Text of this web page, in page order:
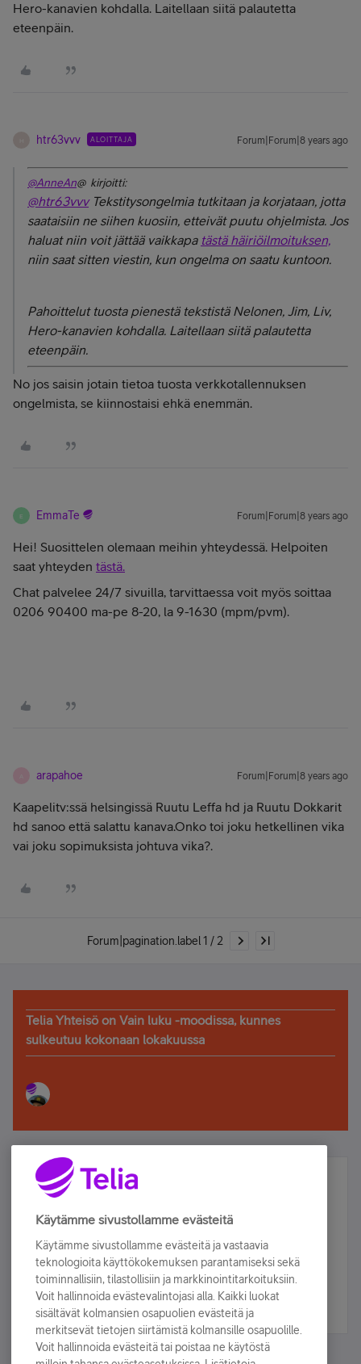
Hero-kanavien kohdalla. Laitellaan siitä palautetta
eteenpäin.
htr63vvv ALOITTAJA Forum|Forum|8 years ago
@AnneAn@ kirjoitti:
@htr63vvvTekstitysongelmia tutkitaan ja korjataan, jotta
saataisiin ne siihen kuosiin, etteivät puutu ohjelmista. Jos
haluat niin voit jättää vaikkapa tästä häiriöilmoituksen,
niin saat sitten viestin, kun ongelma on saatu kuntoon.
Pahoittelut tuosta pienestä tekstistä Nelonen, Jim, Liv,
Hero-kanavien kohdalla. Laitellaan siitä palautetta
eteenpäin.
No jos saisin jotain tietoa tuosta verkkotallennuksen
ongelmista, se kiinnostaisi ehkä enemmän.
E EmmaTe Forum|Forum|8 years ago
Hei! Suosittelen olemaan meihin yhteydessä. Helpoiten
saat yhteyden tästä.
Chat palvelee 24/7 sivuilla, tarvittaessa voit myös soittaa
0206 90400 ma-pe 8-20, la 9-1630 (mpm/pvm).
arapahoe Forum|Forum|8 years ago
Kaapelitv:ssä helsingissä Ruutu Leffa hd ja Ruutu Dokkarit
hd sanoo että salattu kanava.Onko toi joku hetkellinen vika
vai joku sopimuksista johtuva vika?.
Forum|pagination.label 1 / 2
Telia Yhteisö on Vain luku -moodissa, kunnes
sulkeutuu kokonaan lokakuussa
Älä jää paitsi – osallistu ja voita!
Tilaa Telian uutiskirje ja olet mukana arvonnassa.
sähköpostiisi.
Tilaa nyt
Käytämme sivustollamme evästeitä
Käytämme sivustollamme evästeitä ja vastaavia
teknologioita käyttökokemuksen parantamiseksi sekä
toiminnallisiin, tilastollisiin ja markkinointitarkoituksiin.
Voit hallinnoida evästevalintojasi alla. Kaikki luokat
sisältävät kolmansien osapuolien evästeitä ja
merkitsevät tietojen siirtämistä kolmansille osapuolille.
Voit hallinnoida evästeitä tai poistaa ne käytöstä